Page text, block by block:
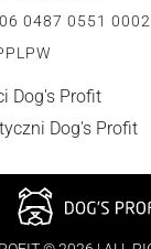
0487 0551 0002